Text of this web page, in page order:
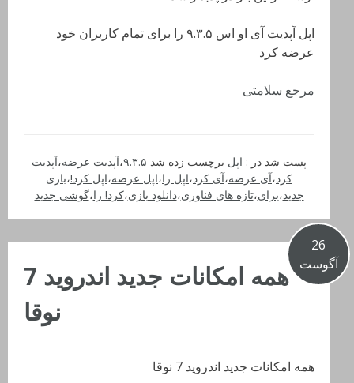
اپل آپدیت آی او اس ۹.۳.۵ را برای تمام کاربران خود
عرضه کرد
مرجع سلامتی
پست شد در : اپل برچسب زده شد ۹.۳.۵،آپدیت عرضه،آپدیت
کرد،آی عرضه،آی کرد،اپل را،اپل عرضه،اپل کرد!،بازی
جدید،برای،تازه های فناوری،دانلود بازی،کرد! را،گوشی جدید
26
آگوست
همه امکانات جدید اندروید 7
نوقا
همه امکانات جدید اندروید 7 نوقا